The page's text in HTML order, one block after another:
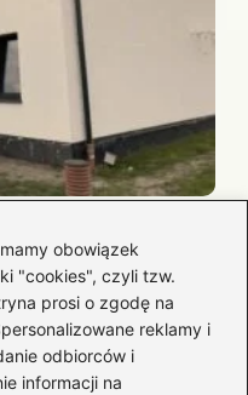
obowiązek
"cookies", czyli tzw.
prosi o zgodę na
reklamy i
odbiorców i
informacji na
budowa